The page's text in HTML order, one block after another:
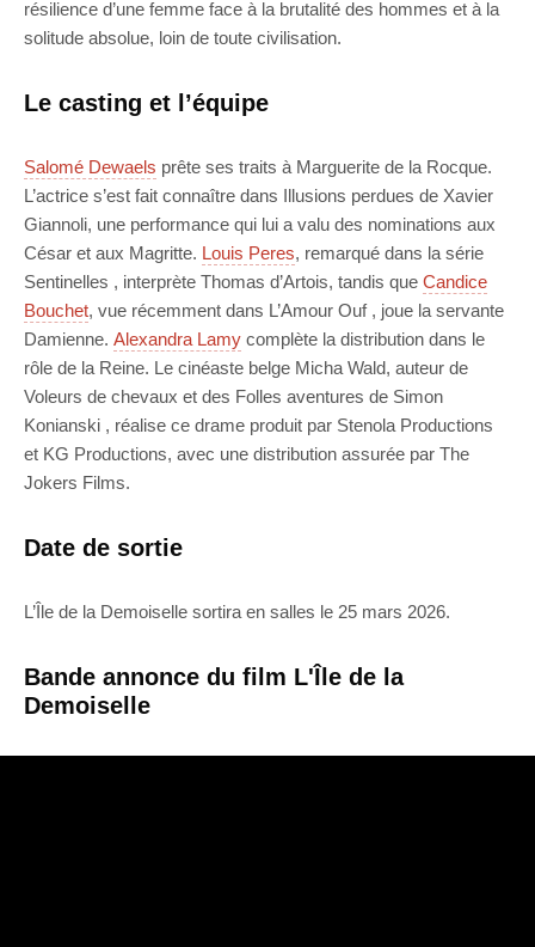
résilience d’une femme face à la brutalité des hommes et à la
solitude absolue, loin de toute civilisation.
Le casting et l’équipe
Salomé Dewaels prête ses traits à Marguerite de la Rocque.
L’actrice s’est fait connaître dans Illusions perdues de Xavier
Giannoli, une performance qui lui a valu des nominations aux
César et aux Magritte. Louis Peres, remarqué dans la série
Sentinelles , interprète Thomas d’Artois, tandis que Candice
Bouchet, vue récemment dans L’Amour Ouf , joue la servante
Damienne. Alexandra Lamy complète la distribution dans le
rôle de la Reine. Le cinéaste belge Micha Wald, auteur de
Voleurs de chevaux et des Folles aventures de Simon
Konianski , réalise ce drame produit par Stenola Productions
et KG Productions, avec une distribution assurée par The
Jokers Films.
Date de sortie
L’Île de la Demoiselle sortira en salles le 25 mars 2026.
Bande annonce du film L'Île de la
Demoiselle